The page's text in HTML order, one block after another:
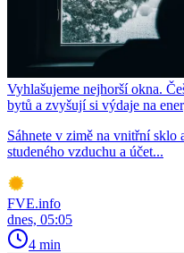
Vyhlašujeme nejhorší okna.
bytů a zvyšují si výdaje na
Sáhnete v zimě na vnitřní sklo
studeného vzduchu a účet...
FVE.info
dnes, 05:05
4 min